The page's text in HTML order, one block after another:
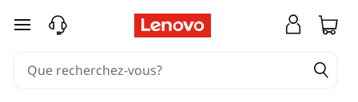
passer au contenu principal